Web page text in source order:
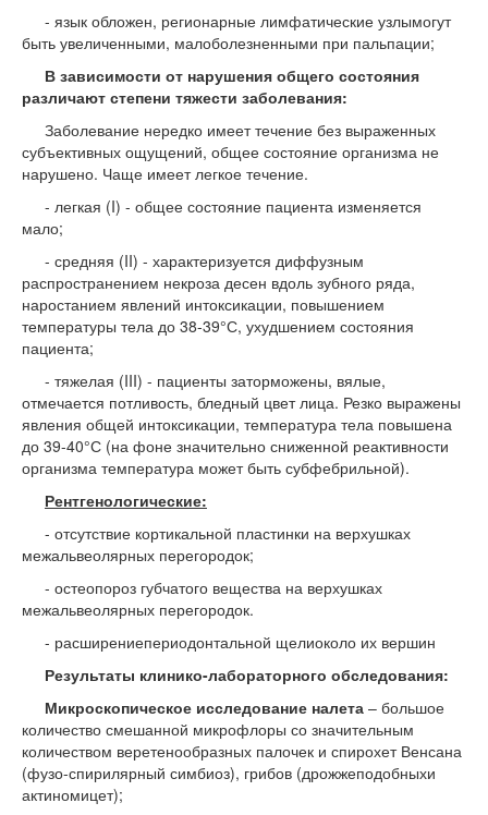
- язык обложен, регионарные лимфатические узлымогут
быть увеличенными, малоболезненными при пальпации;
В зависимости от нарушения общего состояния
различают степени тяжести заболевания:
Заболевание нередко имеет течение без выраженных
субъективных ощущений, общее состояние организма не
нарушено. Чаще имеет легкое течение.
- легкая (I) - общее состояние пациента изменяется
мало;
- средняя (II) - характеризуется диффузным
распространением некроза десен вдоль зубного ряда,
наростанием явлений интоксикации, повышением
температуры тела до 38-39°С, ухудшением состояния
пациента;
- тяжелая (III) - пациенты заторможены, вялые,
отмечается потливость, бледный цвет лица. Резко выражены
явления общей интоксикации, температура тела повышена
до 39-40°С (на фоне значительно сниженной реактивности
организма температура может быть субфебрильной).
Рентгенологические:
- отсутствие кортикальной пластинки на верхушках
межальвеолярных перегородок;
- остеопороз губчатого вещества на верхушках
межальвеолярных перегородок.
- расширениепериодонтальной щелиоколо их вершин
Результаты клинико-лабораторного обследования:
Микроскопическое исследование налета – большое
количество смешанной микрофлоры со значительным
количеством веретенообразных палочек и спирохет Венсана
(фузо-спирилярный симбиоз), грибов (дрожжеподобныхи
актиномицет);